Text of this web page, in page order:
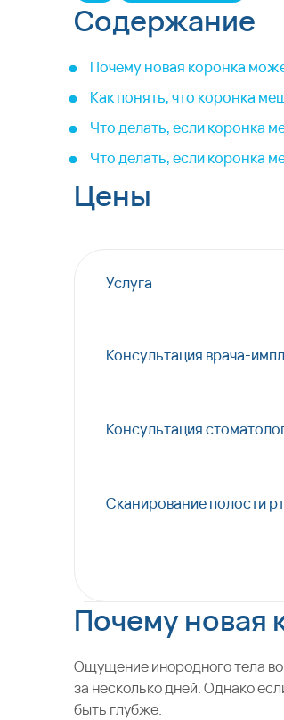
Содержание
Почему новая коронка
Как понять, что коронка
Что делать, если коронка
Что делать, если коронка
Цены
Услуга
Консультация врача-
Консультация
Сканирование полости
Почему новая
Ощущение инородного тела
за несколько дней. Однако
быть глубже.